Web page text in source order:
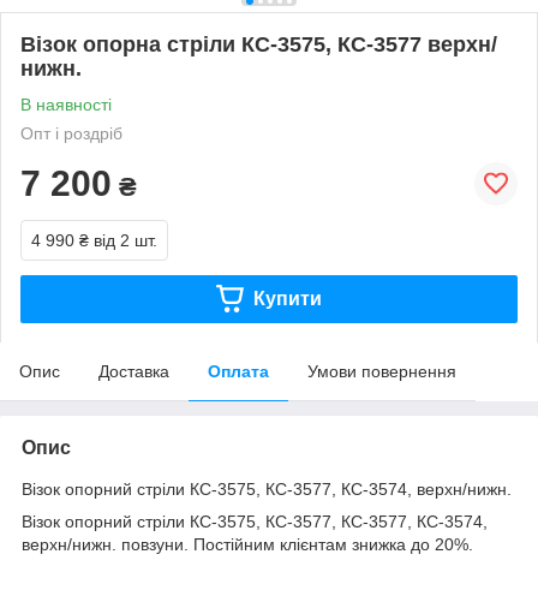
Візок опорна стріли КС-3575, КС-3577 верхн/
нижн.
В наявності
Опт і роздріб
7 200 ₴
4 990 ₴ від 2 шт.
Купити
Опис Доставка Оплата Умови повернення
Опис
Візок опорний стріли КС-3575, КС-3577, КС-3574, верхн/нижн.
Візок опорний стріли КС-3575, КС-3577, КС-3577, КС-3574,
верхн/нижн. повзуни. Постійним клієнтам знижка до 20%.